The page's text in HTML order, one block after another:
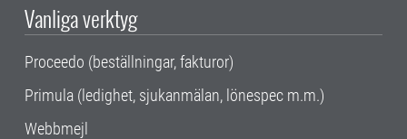
Vanliga verktyg
Proceedo (beställningar, fakturor)
Primula (ledighet, sjukanmälan, lönespec m.m.)
Webbmejl